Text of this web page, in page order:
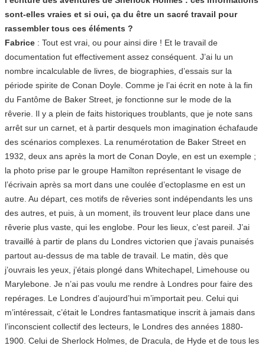
sont-elles vraies et si oui, ça du être un sacré travail pour
rassembler tous ces éléments ?
Fabrice : Tout est vrai, ou pour ainsi dire ! Et le travail de
documentation fut effectivement assez conséquent. J’ai lu un
nombre incalculable de livres, de biographies, d’essais sur la
période spirite de Conan Doyle. Comme je l’ai écrit en note à la fin
du Fantôme de Baker Street, je fonctionne sur le mode de la
rêverie. Il y a plein de faits historiques troublants, que je note sans
arrêt sur un carnet, et à partir desquels mon imagination échafaude
des scénarios complexes. La renumérotation de Baker Street en
1932, deux ans après la mort de Conan Doyle, en est un exemple ;
la photo prise par le groupe Hamilton représentant le visage de
l’écrivain après sa mort dans une coulée d’ectoplasme en est un
autre. Au départ, ces motifs de rêveries sont indépendants les uns
des autres, et puis, à un moment, ils trouvent leur place dans une
rêverie plus vaste, qui les englobe. Pour les lieux, c’est pareil. J’ai
travaillé à partir de plans du Londres victorien que j’avais punaisés
partout au-dessus de ma table de travail. Le matin, dès que
j’ouvrais les yeux, j’étais plongé dans Whitechapel, Limehouse ou
Marylebone. Je n’ai pas voulu me rendre à Londres pour faire des
repérages. Le Londres d’aujourd’hui m’importait peu. Celui qui
m’intéressait, c’était le Londres fantasmatique inscrit à jamais dans
l’inconscient collectif des lecteurs, le Londres des années 1880-
1900. Celui de Sherlock Holmes, de Dracula, de Hyde et de tous les